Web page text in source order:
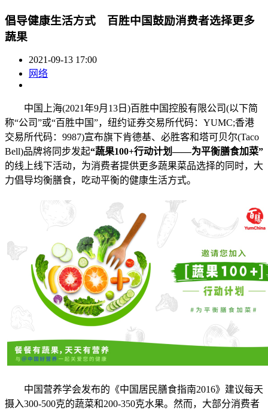
倡导健康生活方式 百胜中国鼓励消费者选择更多
蔬果
2021-09-13 17:00
网络
中国上海(2021年9月13日)百胜中国控股有限公司(以下简
称“公司”或“百胜中国”，纽约证券交易所代码：YUMC;香港
交易所代码：9987)宣布旗下肯德基、必胜客和塔可贝尔(Taco
Bell)品牌将同步发起“蔬果100+行动计划——为平衡膳食加菜”
的线上线下活动，为消费者提供更多蔬果菜品选择的同时，大
力倡导均衡膳食，吃动平衡的健康生活方式。
中国营养学会发布的《中国居民膳食指南2016》建议每天
摄入300-500克的蔬菜和200-350克水果。然而，大部分消费者